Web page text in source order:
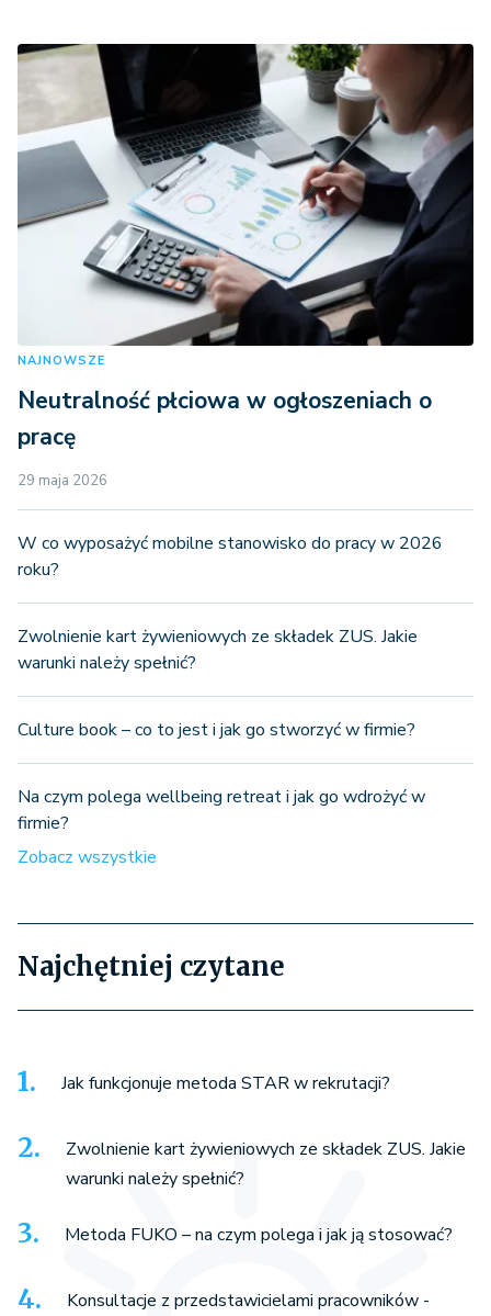
NAJNOWSZE
Neutralność płciowa w ogłoszeniach o
pracę
29 maja 2026
W co wyposażyć mobilne stanowisko do pracy w 2026
roku?
Zwolnienie kart żywieniowych ze składek ZUS. Jakie
warunki należy spełnić?
Culture book – co to jest i jak go stworzyć w firmie?
Na czym polega wellbeing retreat i jak go wdrożyć w
firmie?
Zobacz wszystkie
Najchętniej czytane
Jak funkcjonuje metoda STAR w rekrutacji?
Zwolnienie kart żywieniowych ze składek ZUS. Jakie
warunki należy spełnić?
Metoda FUKO – na czym polega i jak ją stosować?
Konsultacje z przedstawicielami pracowników -